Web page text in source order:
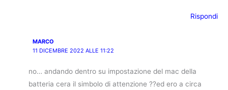
Rispondi
MARCO
11 DICEMBRE 2022 ALLE 11:22
no… andando dentro su impostazione del mac della
batteria cera il simbolo di attenzione ??ed ero a circa